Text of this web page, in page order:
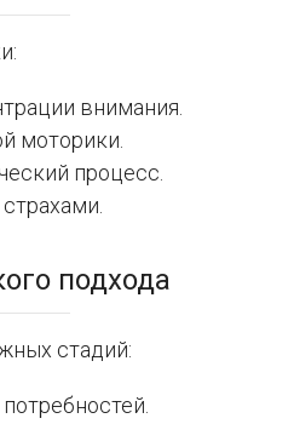
внимания.
моторики.
процесс.
подхода
стадий: